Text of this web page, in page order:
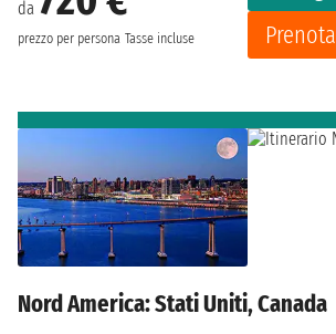
da
prezzo per persona Tasse incluse
Prenota
Nord America: Stati Uniti, Canada